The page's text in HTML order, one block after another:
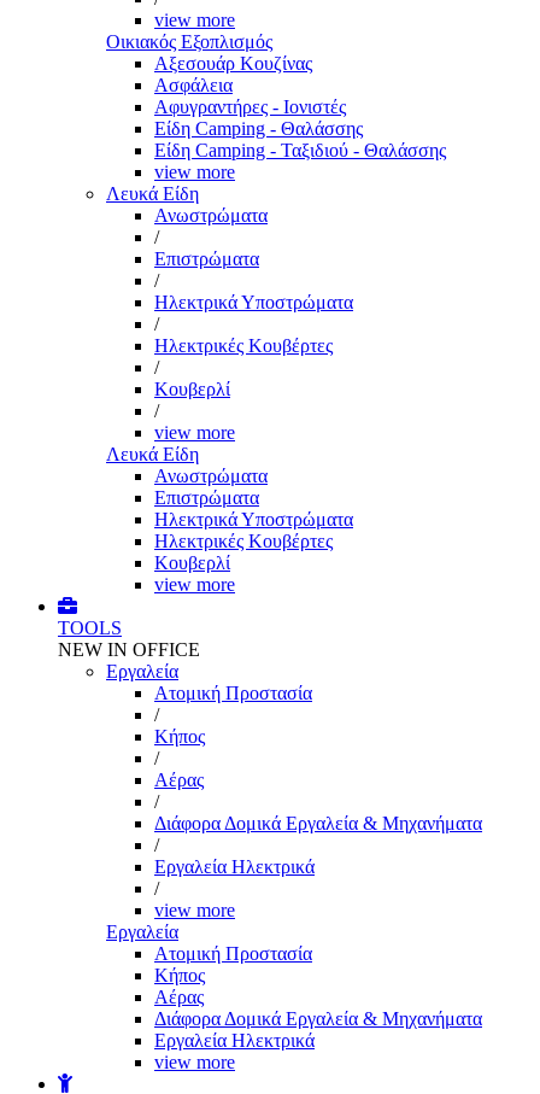
view more
Οικιακός Εξοπλισμός
Αξεσουάρ Κουζίνας
Ασφάλεια
Αφυγραντήρες - Ιονιστές
Είδη Camping - Θαλάσσης
Είδη Camping - Ταξιδιού - Θαλάσσης
view more
Λευκά Είδη
Ανωστρώματα
/
Επιστρώματα
/
Ηλεκτρικά Υποστρώματα
/
Ηλεκτρικές Κουβέρτες
/
Κουβερλί
/
view more
Λευκά Είδη
Ανωστρώματα
Επιστρώματα
Ηλεκτρικά Υποστρώματα
Ηλεκτρικές Κουβέρτες
Κουβερλί
view more
TOOLS
NEW IN OFFICE
Εργαλεία
Aτομική Προστασία
/
Kήπος
/
Αέρας
/
Διάφορα Δομικά Εργαλεία & Μηχανήματα
/
Εργαλεία Ηλεκτρικά
/
view more
Εργαλεία
Aτομική Προστασία
Kήπος
Αέρας
Διάφορα Δομικά Εργαλεία & Μηχανήματα
Εργαλεία Ηλεκτρικά
view more